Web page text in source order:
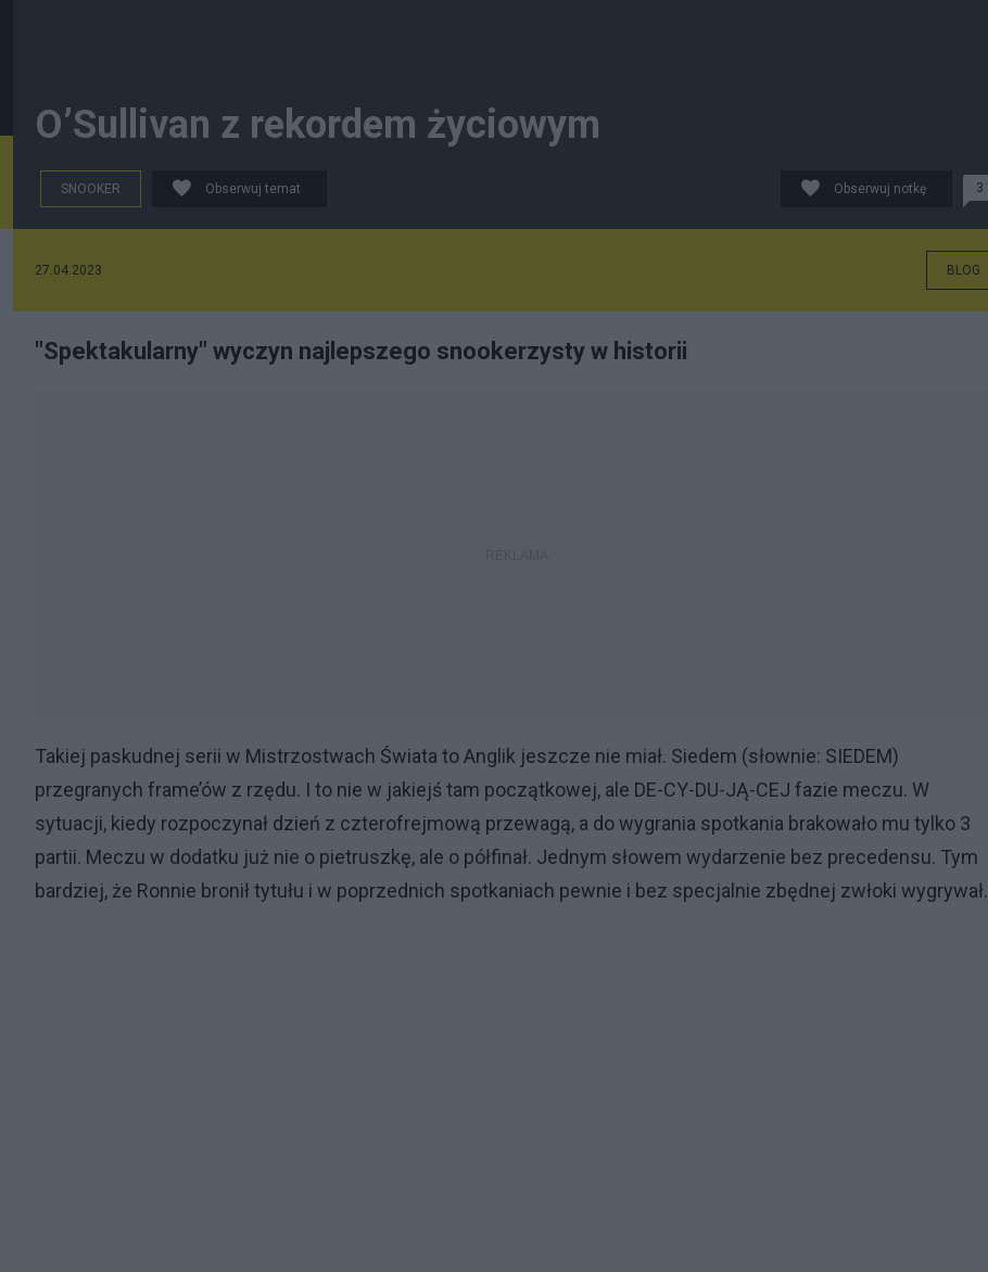
O’Sullivan z rekordem życiowym
SNOOKER Obserwuj temat Obserwuj notkę 3
27.04.2023 BLOG
"Spektakularny" wyczyn najlepszego snookerzysty w historii
Takiej paskudnej serii w Mistrzostwach Świata to Anglik jeszcze nie miał. Siedem (słownie: SIEDEM)
przegranych frame’ów z rzędu. I to nie w jakiejś tam początkowej, ale DE-CY-DU-JĄ-CEJ fazie meczu. W
sytuacji, kiedy rozpoczynał dzień z czterofrejmową przewagą, a do wygrania spotkania brakowało mu tylko 3
partii. Meczu w dodatku już nie o pietruszkę, ale o półfinał. Jednym słowem wydarzenie bez precedensu. Tym
bardziej, że Ronnie bronił tytułu i w poprzednich spotkaniach pewnie i bez specjalnie zbędnej zwłoki wygrywał.